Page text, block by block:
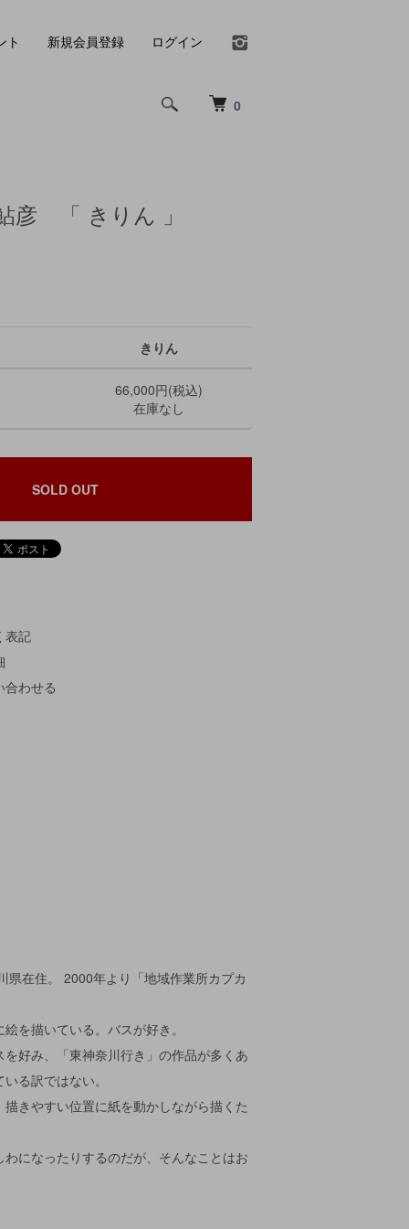
0
ト 新規会員登録 ログイン
彦 「 きりん 」
きりん
66,000円(税込)
在庫なし
SOLD OUT
表記
合わせる
県在住。 2000年より「地域作業所カプカ
を描いている。バスが好き。
好み、「東神奈川行き」の作品が多くあ
る訳ではない。
きやすい位置に紙を動かしながら描くた
になったりするのだが、そんなことはお